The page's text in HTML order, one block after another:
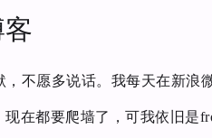
，不愿多说话。我每天在新浪
现在都要爬墙了，可我依旧是